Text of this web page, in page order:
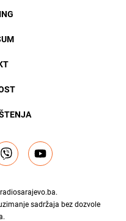
radiosarajevo.ba.
sadržaja bez dozvole